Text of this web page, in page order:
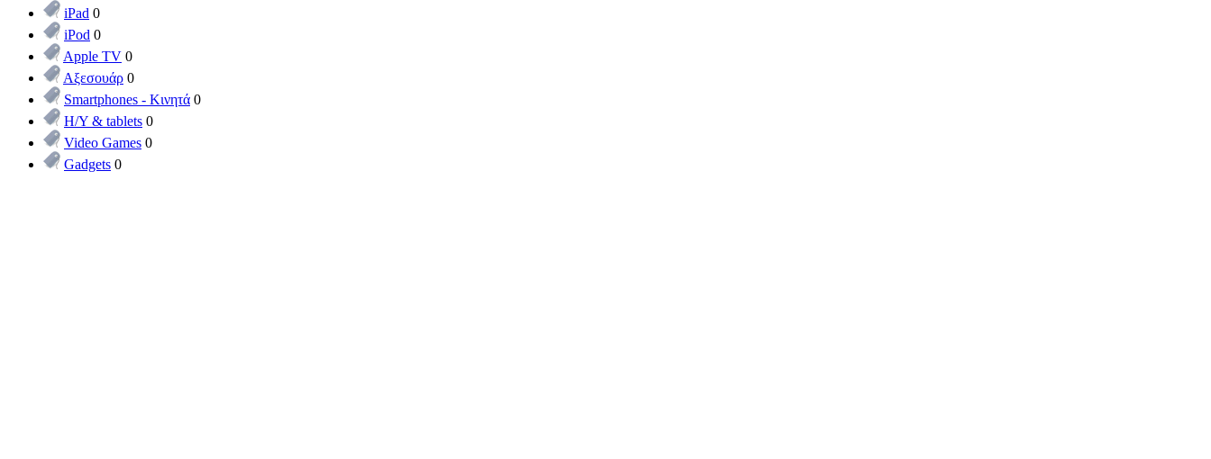
iPad 0
iPod 0
Apple TV 0
Αξεσουάρ 0
Smartphones - Κινητά 0
Η/Υ & tablets 0
Video Games 0
Gadgets 0